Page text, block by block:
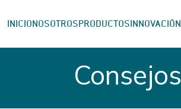
INICIONOSOTROSPRODUCTOSINNOVACIÓN
Consejos